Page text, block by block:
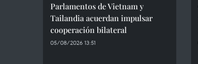
Parlamentos de Vietnam y
Tailandia acuerdan impulsar
cooperación bilateral
05/08/2026 13:51